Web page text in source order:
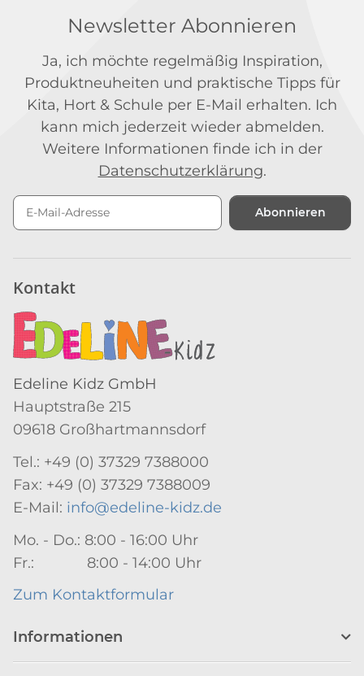
Newsletter Abonnieren
Ja, ich möchte regelmäßig Inspiration,
Produktneuheiten und praktische Tipps für
Kita, Hort & Schule per E-Mail erhalten. Ich
kann mich jederzeit wieder abmelden.
Weitere Informationen finde ich in der
Datenschutzerklärung.
Abonnieren
Kontakt
Edeline Kidz GmbH
Hauptstraße 215
09618 Großhartmannsdorf
Tel.: +49 (0) 37329 7388000
Fax: +49 (0) 37329 7388009
E-Mail: info@edeline-kidz.de
Mo. - Do.: 8:00 - 16:00 Uhr
Fr.: 8:00 - 14:00 Uhr
Zum Kontaktformular
Informationen